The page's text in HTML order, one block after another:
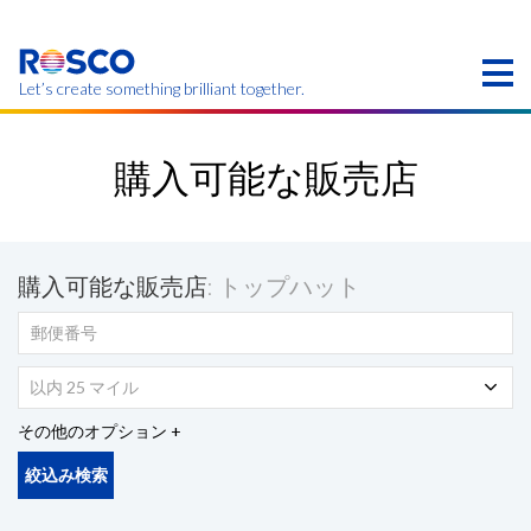
main
content
Let’s create something brilliant together.
ただけない場合があります。
購入可能な販売店
購入可能な販売店: トップハット
以内 25 マイル
その他のオプション
絞込み検索